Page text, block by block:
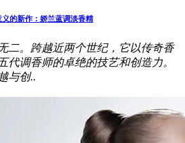
的新作：娇兰蓝调淡香精
二。跨越近两个世纪，它以传奇香
代调香师的卓绝的技艺和创造力。
与创..